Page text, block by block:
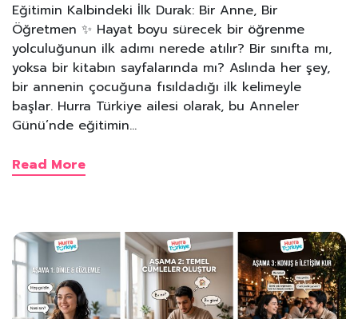
Eğitimin Kalbindeki İlk Durak: Bir Anne, Bir
Öğretmen ✨ Hayat boyu sürecek bir öğrenme
yolculuğunun ilk adımı nerede atılır? Bir sınıfta mı,
yoksa bir kitabın sayfalarında mı? Aslında her şey,
bir annenin çocuğuna fısıldadığı ilk kelimeyle
başlar. Hurra Türkiye ailesi olarak, bu Anneler
Günü’nde eğitimin…
Read More